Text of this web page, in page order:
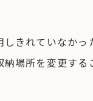
きれていなか
場所を変更す